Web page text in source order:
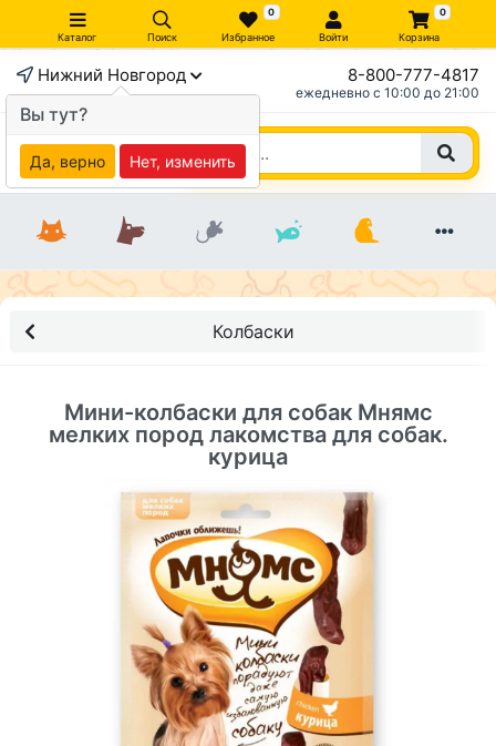
Каталог Поиск
0
Избранное Войти
0
Корзина
Нижний Новгород 8-800-777-4817
ежедневно c 10:00 до 21:00
Колбаски
Мини-колбаски для собак Мнямс
мелких пород лакомства для собак.
курица
×
Вы тут?
Да, верно Нет, изменить